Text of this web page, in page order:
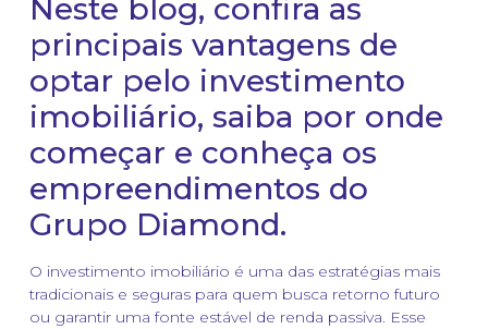
Neste blog, confira as
principais vantagens de
optar pelo investimento
imobiliário, saiba por onde
começar e conheça os
empreendimentos do
Grupo Diamond.
O investimento imobiliário é uma das estratégias mais
tradicionais e seguras para quem busca retorno futuro
ou garantir uma fonte estável de renda passiva. Esse